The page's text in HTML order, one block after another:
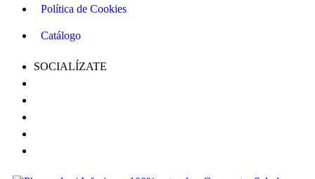
Política de Cookies
Catálogo
SOCIALÍZATE